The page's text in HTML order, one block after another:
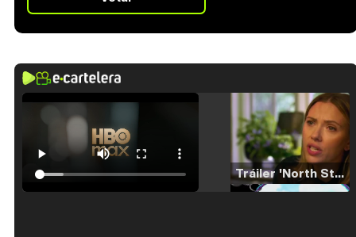
Tráiler 'North Star' (2023)